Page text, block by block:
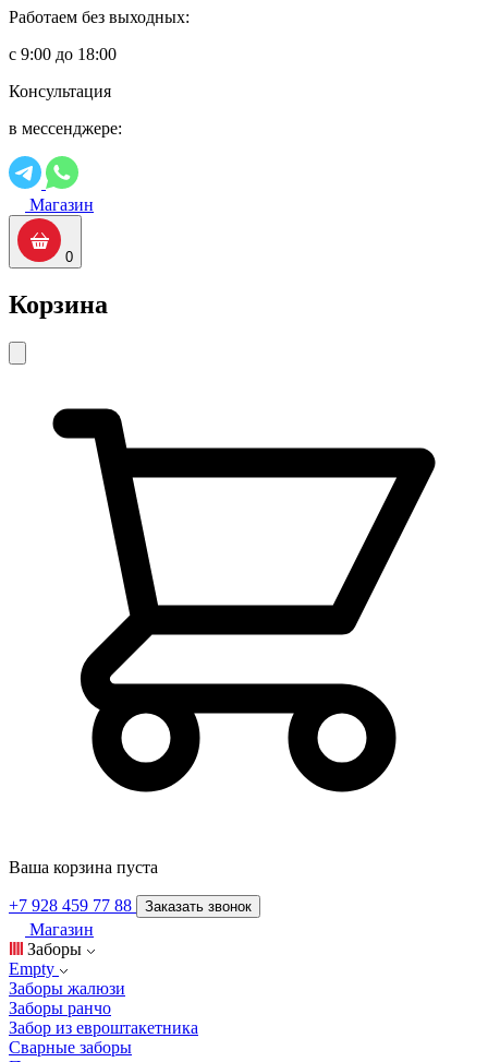
Работаем без выходных:
с 9:00 до 18:00
Консультация
в мессенджере:
Магазин
0
Корзина
Ваша корзина пуста
+7 928 459 77 88 Заказать звонок
Магазин
Заборы
Empty
Заборы жалюзи
Заборы ранчо
Забор из евроштакетника
Сварные заборы